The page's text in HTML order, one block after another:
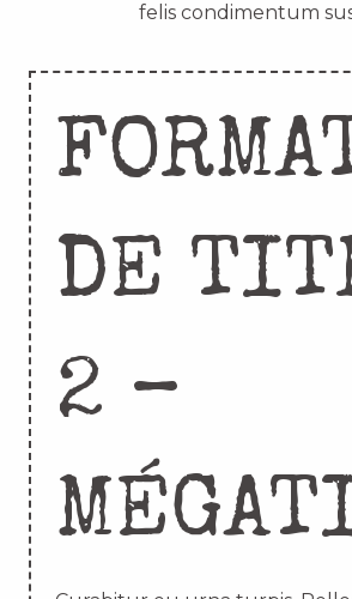
felis condimentum
DE
2 –